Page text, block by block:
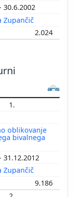
30.6.2002
Zupančič
2.024
1.
oblikovanje
bivalnega
31.12.2012
Zupančič
9.186